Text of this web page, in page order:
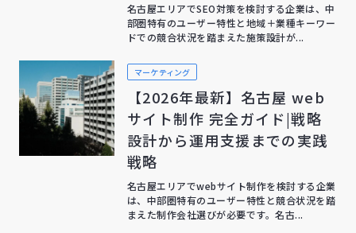
名古屋エリアでSEO対策を検討する企業は、中
部圏特有のユーザー特性と地域＋業種キーワー
ドでの競合状況を踏まえた施策設計が...
マーケティング
【2026年最新】名古屋 web
サイト制作 完全ガイド|戦略
設計から運用支援までの実践
戦略
名古屋エリアでwebサイト制作を検討する企業
は、中部圏特有のユーザー特性と競合状況を踏
まえた制作会社選びが必要です。名古...